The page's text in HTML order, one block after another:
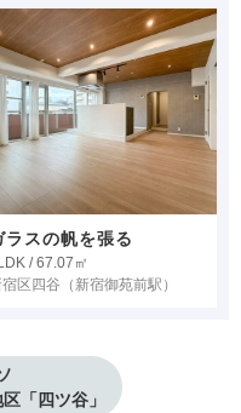
ラスの帆を張る
/ 67.07㎡
宿区四谷 （新宿御苑前駅）
「四ツ谷」